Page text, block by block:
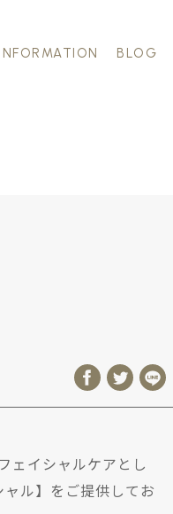
ェイシャルケアとし
ル】をご提供してお
INFORMATION BLOG